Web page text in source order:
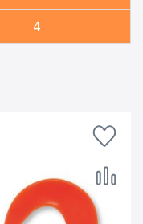
4